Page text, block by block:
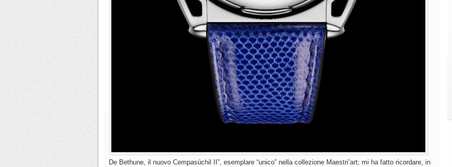
De Bethune, il nuovo Cempasúchil II”, esemplare “unico” nella collezione Maestri’art; mi ha fatto ricordare, in